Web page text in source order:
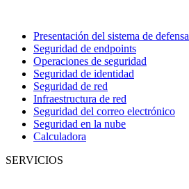
Presentación del sistema de defensa
Seguridad de endpoints
Operaciones de seguridad
Seguridad de identidad
Seguridad de red
Infraestructura de red
Seguridad del correo electrónico
Seguridad en la nube
Calculadora
SERVICIOS